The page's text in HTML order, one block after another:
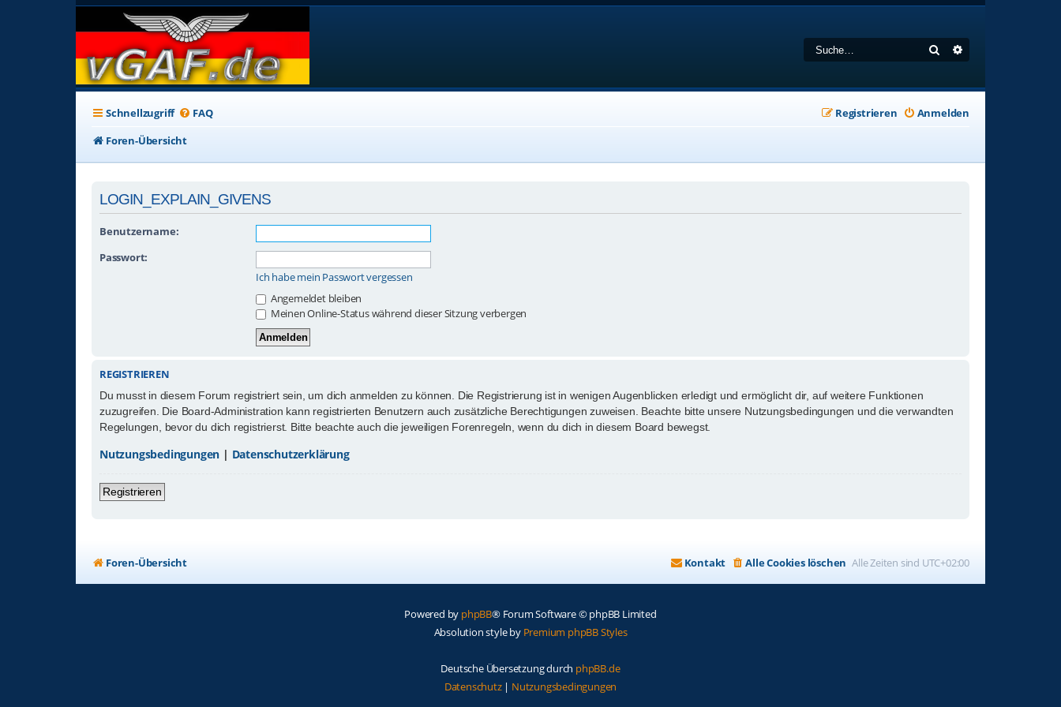
Suche
Schnellzugriff FAQ Anmelden
Registrieren
Foren-Übersicht
LOGIN_EXPLAIN_GIVENS
Benutzername:
Passwort:
Ich habe mein Passwort vergessen
Angemeldet bleiben
Meinen Online-Status während dieser Sitzung verbergen
REGISTRIEREN
Du musst in diesem Forum registriert sein, um dich anmelden zu können. Die Registrierung ist in wenigen Augenblicken erledigt und ermöglicht dir, auf weitere Funktionen
zuzugreifen. Die Board-Administration kann registrierten Benutzern auch zusätzliche Berechtigungen zuweisen. Beachte bitte unsere Nutzungsbedingungen und die verwandten
Regelungen, bevor du dich registrierst. Bitte beachte auch die jeweiligen Forenregeln, wenn du dich in diesem Board bewegst.
Nutzungsbedingungen | Datenschutzerklärung
Registrieren
Foren-Übersicht Alle Zeiten sind UTC+02:00
Alle Cookies löschen
Kontakt
Powered by phpBB® Forum Software © phpBB Limited
Absolution style by Premium phpBB Styles
Deutsche Übersetzung durch phpBB.de
Datenschutz| Nutzungsbedingungen